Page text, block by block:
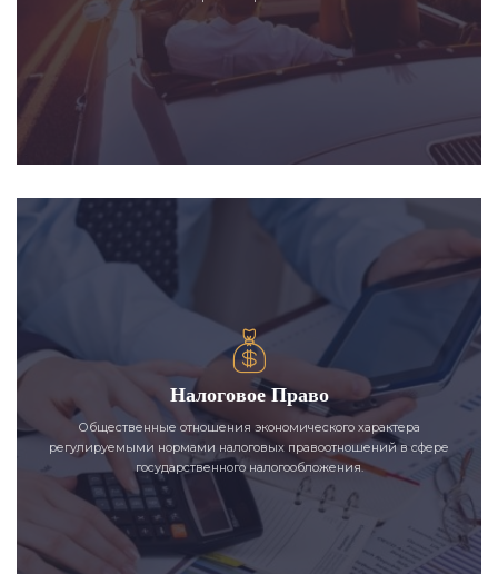
Налоговое Право
Общественные отношения экономического характера
регулируемыми нормами налоговых правоотношений в сфере
государственного налогообложения.